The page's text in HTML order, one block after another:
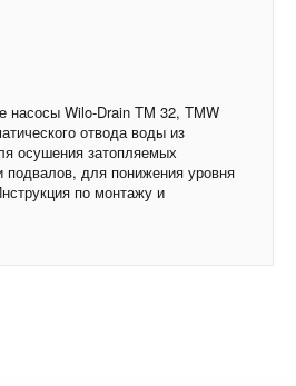
насосы Wilo-Drain TM 32, TMW
отвода воды из
осушения затопляемых
подвалов, для понижения уровня
по монтажу и